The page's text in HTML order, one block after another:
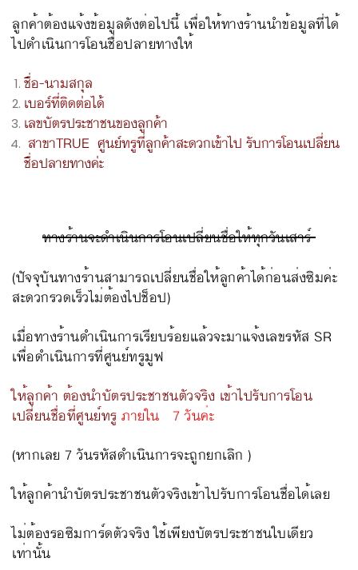
ลูกค้าต้องแจ้งข้อมูลดังต่อไปนี้ เพื่อให้ทางร้านนำข้อมูลที่ได้
ไปดำเนินการโอนชื่อปลายทางให้
ชื่อ-นามสกุล
เบอร์ที่ติดต่อได้
เลขบัตรประชาชนของลูกค้า
สาขาTRUE ศูนย์ทรูที่ลูกค้าสะดวกเข้าไป รับการโอนเปลี่ยน
ชื่อปลายทางค่ะ
ทางร้านจะดำเนินการโอนเปลี่ยนชื่อให้ทุกวันเสาร์
(ปัจจุบันทางร้านสามารถเปลี่ยนชื่อให้ลูกค้าได้ก่อนส่งซิมค่ะ
สะดวกรวดเร็วไม่ต้องไปช็อป)
เมื่อทางร้านดำเนินการเรียบร้อยแล้วจะมาแจ้งเลขรหัส SR
เพื่อดำเนินการที่ศูนย์ทรูมูฟ
ให้ลูกค้า ต้องนำบัตรประชาชนตัวจริง เข้าไปรับการโอน
เปลี่ยนชื่อที่ศูนย์ทรู ภายใน 7 วันค่ะ
(หากเลย 7 วันรหัสดำเนินการจะถูกยกเลิก )
ให้ลูกค้านำบัตรประชาชนตัวจริงเข้าไปรับการโอนชื่อได้เลย
ไม่ต้องรอซิมการ์ดตัวจริง ใช้เพียงบัตรประชาชนใบเดียว
เท่านั้น